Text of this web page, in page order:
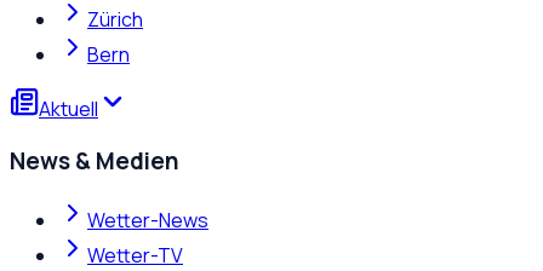
Zürich
Bern
Aktuell
News & Medien
Wetter-News
Wetter-TV